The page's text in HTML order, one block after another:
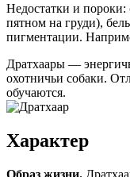
Недостатки и
пятном на груди),
пигментации.
Дратхаары —
охотничьи собаки.
обучаются.
Характер
Образ жизни.